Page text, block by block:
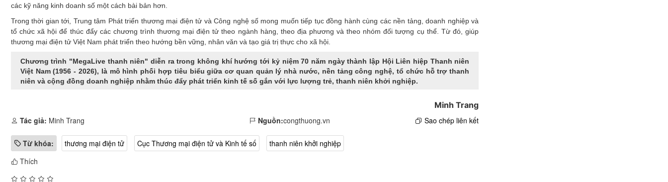
các kỹ năng kinh doanh số một cách bài bản hơn.
Trong thời gian tới, Trung tâm Phát triển thương mại điện tử và Công nghệ số mong muốn tiếp tục đồng hành cùng các nền tảng, doanh nghiệp và
tổ chức xã hội để thúc đẩy các chương trình thương mại điện tử theo ngành hàng, theo địa phương và theo nhóm đối tượng cụ thể. Từ đó, giúp
thương mại điện tử Việt Nam phát triển theo hướng bền vững, nhân văn và tạo giá trị thực cho xã hội.
Chương trình "MegaLive thanh niên" diễn ra trong không khí hướng tới kỷ niệm 70 năm ngày thành lập Hội Liên hiệp Thanh niên
Việt Nam (1956 - 2026), là mô hình phối hợp tiêu biểu giữa cơ quan quản lý nhà nước, nền tảng công nghệ, tổ chức hỗ trợ thanh
niên và cộng đồng doanh nghiệp nhằm thúc đẩy phát triển kinh tế số gắn với lực lượng trẻ, thanh niên khởi nghiệp.
Minh Trang
Tác giả: Minh Trang Nguồn:congthuong.vn Sao chép liên kết
Từ khóa: thương mại điện tử Cục Thương mại điện tử và Kinh tế số
thanh niên khởi nghiệp
Thích